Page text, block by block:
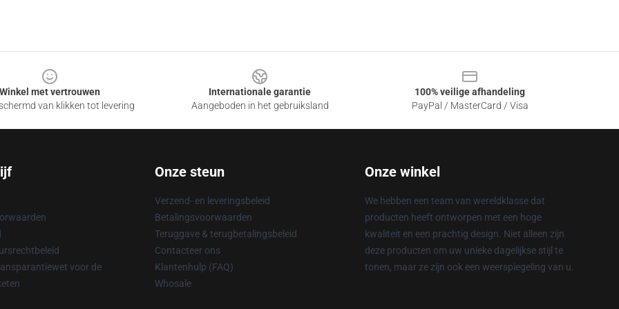
Winkel met vertrouwen
van klikken tot levering
Internationale garantie
Aangeboden in het gebruiksland
100% veilige afhandeling
PayPal / MasterCard / Visa
voor de
Onze steun
Verzend- en leveringsbeleid
Betalingsvoorwaarden
Teruggave & terugbetalingsbeleid
Contacteer ons
Klantenhulp (FAQ)
Whosale
Onze winkel
We hebben een team van wereldklasse dat
producten heeft ontworpen met een hoge
kwaliteit en een prachtig design. Niet alleen zijn
deze producten om uw unieke dagelijkse stijl te
tonen, maar ze zijn ook een weerspiegeling van u.